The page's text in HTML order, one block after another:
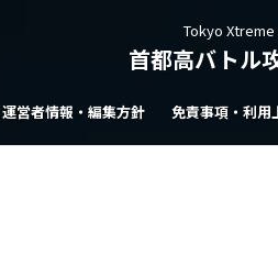
Tokyo Xtreme
首都高バトル
運営者情報・編集方針 免責事項・利用